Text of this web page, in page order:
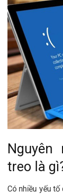
treo là
Có nhiều yếu